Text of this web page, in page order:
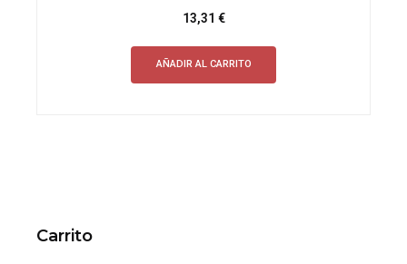
13,31 €
AÑADIR AL CARRITO
Carrito